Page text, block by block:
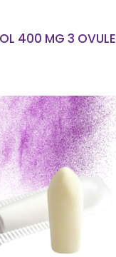
400 MG 3 OVULE
CITEȘTE MAI MULT